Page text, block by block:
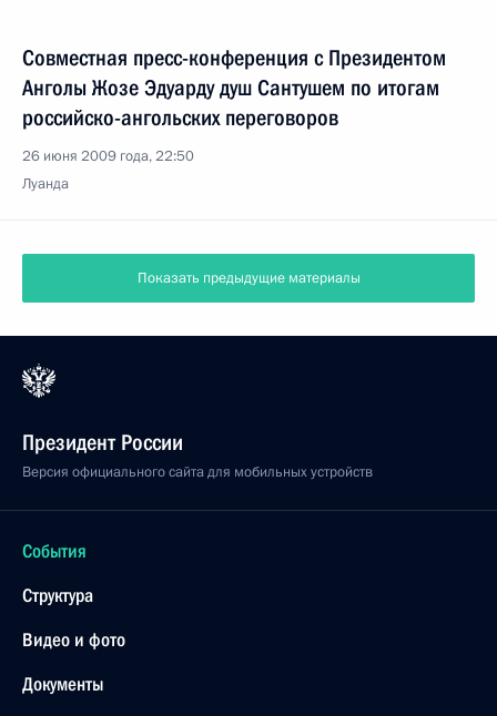
Совместная пресс-конференция с Президентом
Анголы Жозе Эдуарду душ Сантушем по итогам
российско-ангольских переговоров
26 июня 2009 года, 22:50
Луанда
Показать предыдущие материалы
Президент России
Версия официального сайта для мобильных устройств
События
Структура
Видео и фото
Документы